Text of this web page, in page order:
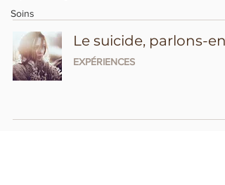
Soins
Le suicide, parlons-en
EXPÉRIENCES